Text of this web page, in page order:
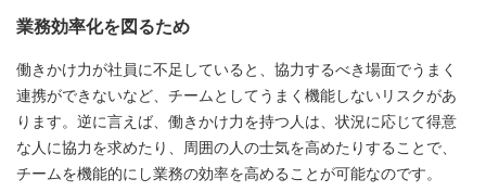
業務効率化を図るため
働きかけ力が社員に不足していると、協力するべき場面でうまく
連携ができないなど、チームとしてうまく機能しないリスクがあ
ります。逆に言えば、働きかけ力を持つ人は、状況に応じて得意
な人に協力を求めたり、周囲の人の士気を高めたりすることで、
チームを機能的にし業務の効率を高めることが可能なのです。